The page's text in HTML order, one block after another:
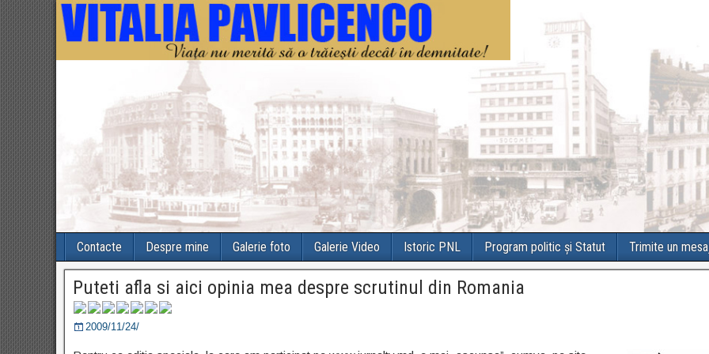
Contacte Despre mine Galerie foto Galerie Video Istoric PNL Program politic și Statut Trimite un
Puteti afla si aici opinia mea despre scrutinul din Romania
2009/11/24/